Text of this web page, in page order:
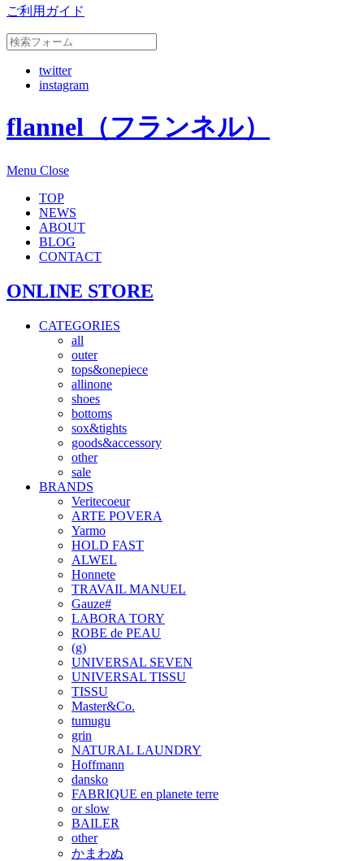
ご利用ガイド
twitter
instagram
flannel（フランネル）
Menu Close
TOP
NEWS
ABOUT
BLOG
CONTACT
ONLINE STORE
CATEGORIES
all
outer
tops&onepiece
allinone
shoes
bottoms
sox&tights
goods&accessory
other
sale
BRANDS
Veritecoeur
ARTE POVERA
Yarmo
HOLD FAST
ALWEL
Honnete
TRAVAIL MANUEL
Gauze#
LABORA TORY
ROBE de PEAU
(g)
UNIVERSAL SEVEN
UNIVERSAL TISSU
TISSU
Master&Co.
tumugu
grin
NATURAL LAUNDRY
Hoffmann
dansko
FABRIQUE en planete terre
or slow
BAILER
other
かまわぬ